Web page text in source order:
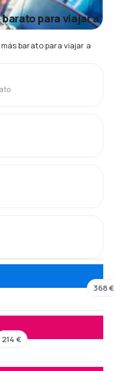
para viajar a
barato para viajar a
368 €
214 €